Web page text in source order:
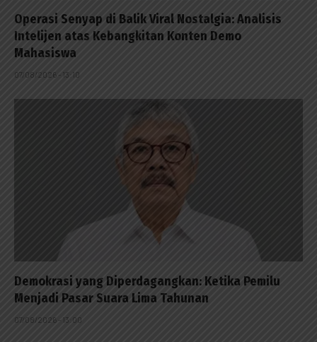
Operasi Senyap di Balik Viral Nostalgia: Analisis
Intelijen atas Kebangkitan Konten Demo
Mahasiswa
07/08/2026 - 13:10
Demokrasi yang Diperdagangkan: Ketika Pemilu
Menjadi Pasar Suara Lima Tahunan
07/08/2026 - 13:00